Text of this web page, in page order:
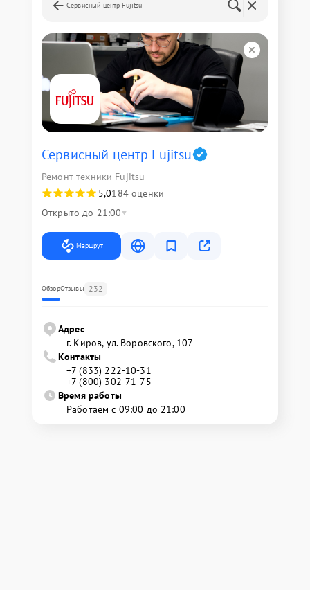
Сервисный центр Fujitsu
Сервисный центр Fujitsu
Ремонт техники Fujitsu
5,0184 оценки
Открыто до 21:00
Маршрут
ОбзорОтзывы 232
Адрес
г. Киров, ул. Воровского, 107
Контакты
+7 (833) 222-10-31
+7 (800) 302-71-75
Время работы
Работаем с 09:00 до 21:00